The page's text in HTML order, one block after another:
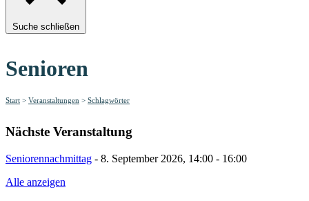
Suche schließen
Senioren
Start > Veranstaltungen > Schlagwörter
Nächste Veranstaltung
Seniorennachmittag - 8. September 2026, 14:00 - 16:00
Alle anzeigen